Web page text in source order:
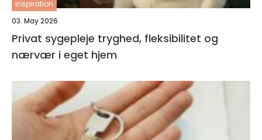
inspiration
03. May 2026
Privat sygepleje tryghed, fleksibilitet og
nærvær i eget hjem